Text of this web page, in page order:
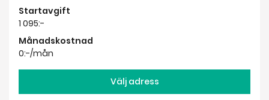
Startavgift
1 095:-
Månadskostnad
0:-/mån
Välj adress